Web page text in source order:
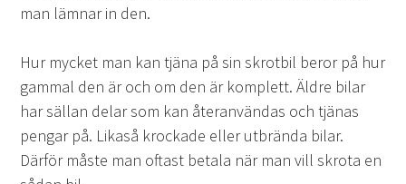
man lämnar in den.
Hur mycket man kan tjäna på sin skrotbil beror på hur
gammal den är och om den är komplett. Äldre bilar
har sällan delar som kan återanvändas och tjänas
pengar på. Likaså krockade eller utbrända bilar.
Därför måste man oftast betala när man vill skrota en